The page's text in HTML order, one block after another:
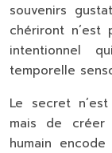
souvenirs
chériront
intentionnel
temporelle
Le secret
mais de créer
humain